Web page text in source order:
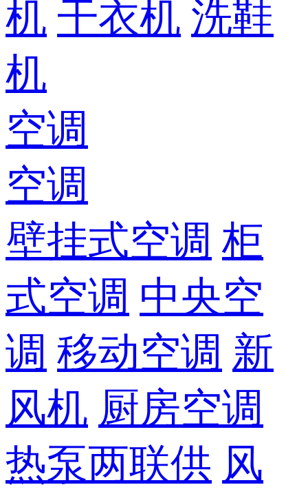
机 干衣机 洗鞋
机
空调
空调
壁挂式空调 柜
式空调 中央空
调 移动空调 新
风机 厨房空调
热泵两联供 风